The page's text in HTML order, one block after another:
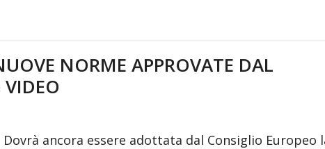
NORME APPROVATE DAL
Dovrà ancora essere adottata dal Consiglio Europeo